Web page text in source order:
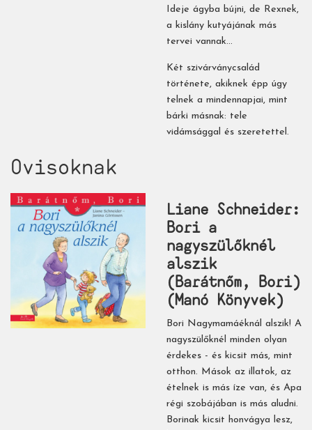
Ideje ágyba bújni, de Rexnek,
a kislány kutyájának más
tervei vannak…
Két szivárványcsalád
története, akiknek épp úgy
telnek a mindennapjai, mint
bárki másnak: tele
vidámsággal és szeretettel.
Ovisoknak
Liane Schneider:
Bori a
nagyszülőknél
alszik
(Barátnőm, Bori)
(Manó Könyvek)
Bori Nagymamáéknál alszik! A
nagyszülőknél minden olyan
érdekes - és kicsit más, mint
otthon. Mások az illatok, az
ételnek is más íze van, és Apa
régi szobájában is más aludni.
Borinak kicsit honvágya lesz,